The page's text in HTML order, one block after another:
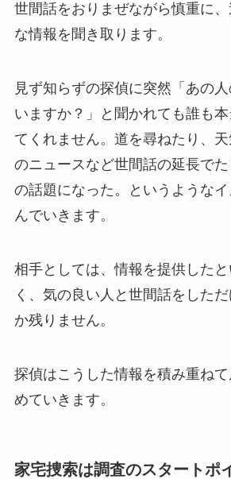
世間話をおりまぜながら慎重に
な情報を聞き取ります。
見ず知らずの探偵に突然「あの
いますか？」と聞かれても誰も本
てくれません。道を尋ねたり、
のニュースなど世間話の延長で
の話題になった。というような
んでいきます。
相手としては、情報を提供した
く、気の良い人と世間話をした
か残りません。
探偵はこうした情報を積み重ね
めていきます。
家宅捜索は調査のスタートポ